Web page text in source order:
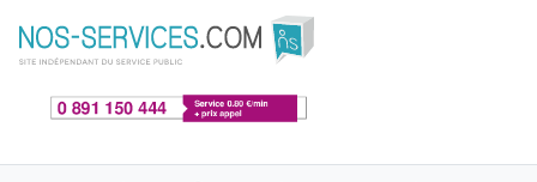
Aller au contenu principal